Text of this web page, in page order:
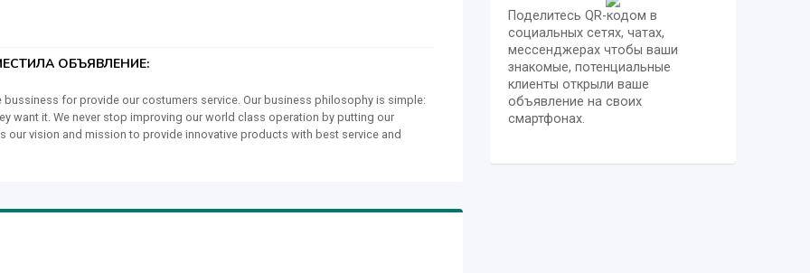
ОБЪЯВЛЕНИЕ:
bussiness for provide our costumers service. Our business philosophy is simple:
want it. We never stop improving our world class operation by putting our
our vision and mission to provide innovative products with best service and
As a result, customer and consumers worldwide will reward us with
and the communities in which we live and work to prosper. We believe our
Поделитесь QR-кодом в
социальных сетях, чатах,
мессенджерах чтобы ваши
знакомые, потенциальные
клиенты открыли ваше
объявление на своих
смартфонах.